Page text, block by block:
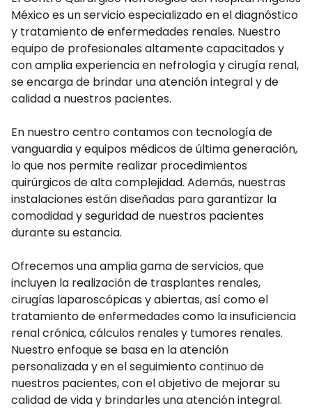
México es un servicio especializado en el diagnóstico
y tratamiento de enfermedades renales. Nuestro
equipo de profesionales altamente capacitados y
con amplia experiencia en nefrología y cirugía renal,
se encarga de brindar una atención integral y de
calidad a nuestros pacientes.
En nuestro centro contamos con tecnología de
vanguardia y equipos médicos de última generación,
lo que nos permite realizar procedimientos
quirúrgicos de alta complejidad. Además, nuestras
instalaciones están diseñadas para garantizar la
comodidad y seguridad de nuestros pacientes
durante su estancia.
Ofrecemos una amplia gama de servicios, que
incluyen la realización de trasplantes renales,
cirugías laparoscópicas y abiertas, así como el
tratamiento de enfermedades como la insuficiencia
renal crónica, cálculos renales y tumores renales.
Nuestro enfoque se basa en la atención
personalizada y en el seguimiento continuo de
nuestros pacientes, con el objetivo de mejorar su
calidad de vida y brindarles una atención integral.